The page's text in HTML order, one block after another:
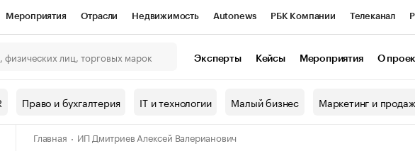
Мероприятия Отрасли Недвижимость Autonews РБК Компании Телеканал
Спецпроекты Проверка контрагентов
наличной валюты
Эксперты Кейсы Мероприятия О
Право и бухгалтерия IT и технологии Малый бизнес Маркетинг и
Главная ИП Дмитриев Алексей Валерианович